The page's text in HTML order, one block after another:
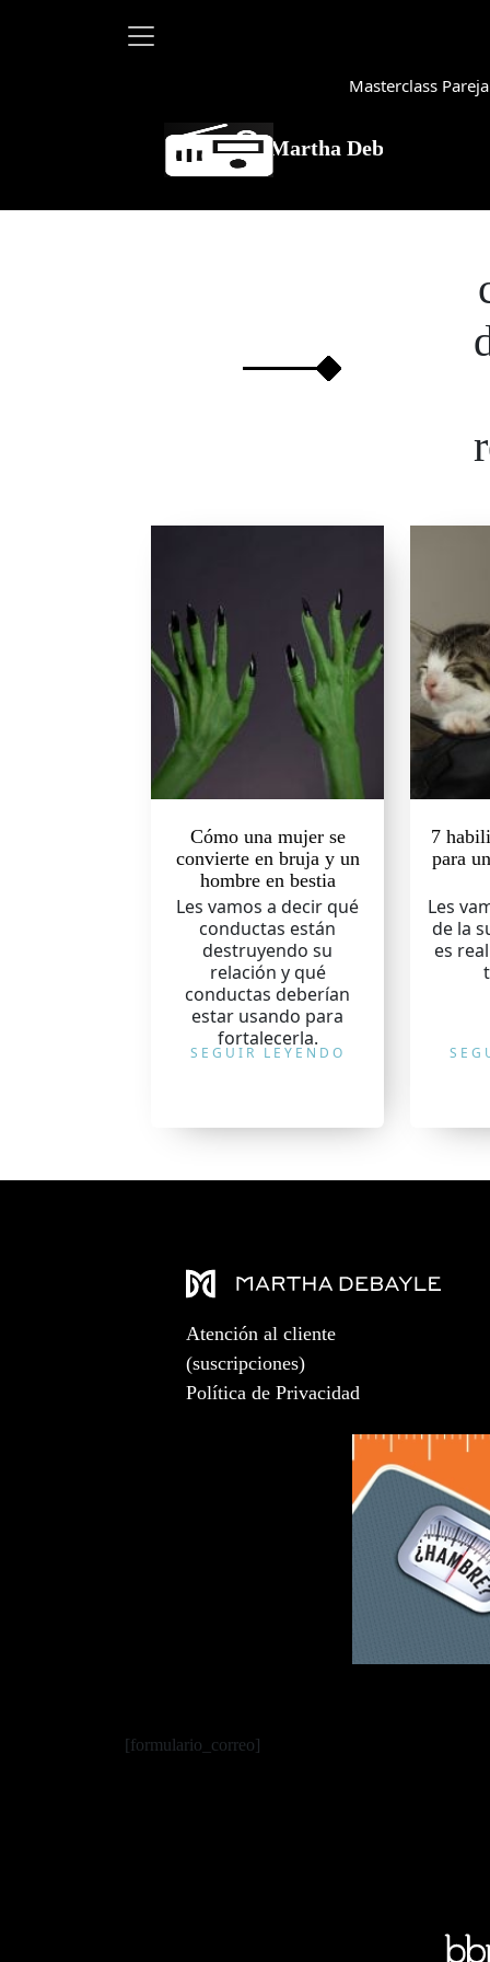
Masterclass Pareja
Martha Debayle en W, lunes
Cómo una mujer se
convierte en bruja y un
hombre en bestia
Les vamos a decir qué
conductas están
destruyendo su
relación y qué
conductas deberían
estar usando para
fortalecerla.
SEGUIR LEYENDO
7
para
Les
de la
es
Atención al cliente
(suscripciones)
Política de Privacidad
[formulario_correo]